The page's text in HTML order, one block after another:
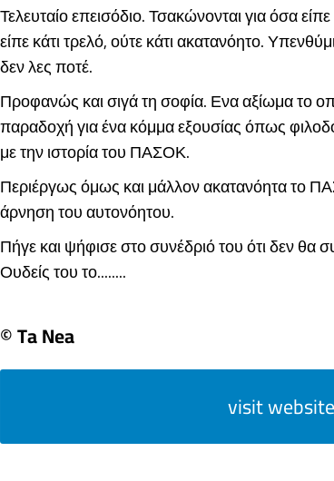
Τελευταίο επεισόδιο. Τσακώνονται για όσα
είπε κάτι τρελό, ούτε κάτι ακατανόητο.
δεν λες ποτέ.
Προφανώς και σιγά τη σοφία. Ενα αξίωμα το
παραδοχή για ένα κόμμα εξουσίας όπως
με την ιστορία του ΠΑΣΟΚ.
Περιέργως όμως και μάλλον ακατανόητα το
άρνηση του αυτονόητου.
Πήγε και ψήφισε στο συνέδριό του ότι δεν θα
Ουδείς του το........
© Ta Nea
visit website